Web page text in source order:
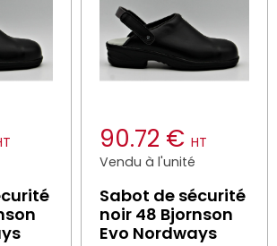
90.72 € HT
Vendu à l'unité
Sabot de sécurité
noir 48 Bjornson
Evo Nordways